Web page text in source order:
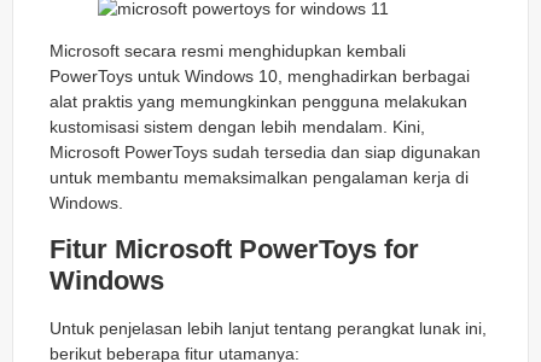
Microsoft secara resmi menghidupkan kembali
PowerToys untuk Windows 10, menghadirkan berbagai
alat praktis yang memungkinkan pengguna melakukan
kustomisasi sistem dengan lebih mendalam. Kini,
Microsoft PowerToys sudah tersedia dan siap digunakan
untuk membantu memaksimalkan pengalaman kerja di
Windows.
Fitur Microsoft PowerToys for
Windows
Untuk penjelasan lebih lanjut tentang perangkat lunak ini,
berikut beberapa fitur utamanya: